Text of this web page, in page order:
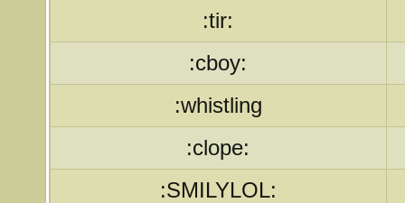
:tir:
:cboy:
:whistling
:clope:
:SMILYLOL: